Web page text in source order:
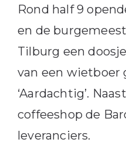
Rond half 9
en de
Tilburg een
van een wietboer
‘Aardachtig’.
coffeeshop de
leveranciers.